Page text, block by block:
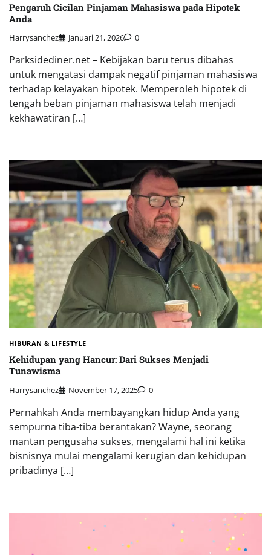
Pengaruh Cicilan Pinjaman Mahasiswa pada Hipotek
Anda
Harrysanchez Januari 21, 2026 0
Parksidediner.net – Kebijakan baru terus dibahas
untuk mengatasi dampak negatif pinjaman mahasiswa
terhadap kelayakan hipotek. Memperoleh hipotek di
tengah beban pinjaman mahasiswa telah menjadi
kekhawatiran […]
HIBURAN & LIFESTYLE
Kehidupan yang Hancur: Dari Sukses Menjadi
Tunawisma
Harrysanchez November 17, 2025 0
Pernahkah Anda membayangkan hidup Anda yang
sempurna tiba-tiba berantakan? Wayne, seorang
mantan pengusaha sukses, mengalami hal ini ketika
bisnisnya mulai mengalami kerugian dan kehidupan
pribadinya […]